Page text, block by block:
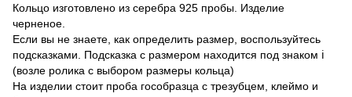
Кольцо изготовлено из серебра 925 пробы. Изделие
черненое.
Если вы не знаете, как определить размер, воспользуйтесь
подсказками. Подсказка с размером находится под знаком ℹ
(возле ролика с выбором размеры кольца)
На изделии стоит проба гособразца с трезубцем, клеймо и